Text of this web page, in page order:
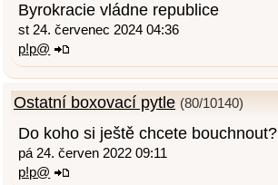
Byrokracie vládne republice
st 24. červenec 2024 04:36
p!p@
Ostatní boxovací pytle (80/10140)
Do koho si ještě chcete bouchnout?
pá 24. červen 2022 09:11
p!p@